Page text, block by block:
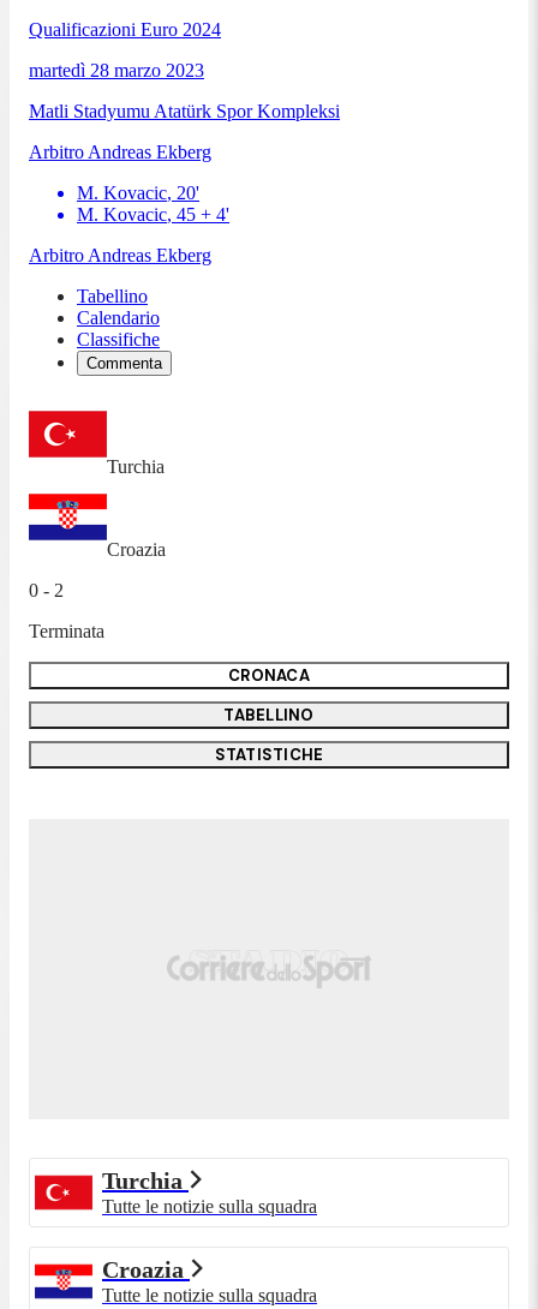
Qualificazioni Euro 2024
martedì 28 marzo 2023
Matli Stadyumu Atatürk Spor Kompleksi
Arbitro Andreas Ekberg
M. Kovacic, 20'
M. Kovacic, 45 + 4'
Arbitro Andreas Ekberg
Tabellino
Calendario
Classifiche
Commenta
Turchia
Croazia
0 - 2
Terminata
CRONACA
TABELLINO
STATISTICHE
Turchia
Tutte le notizie sulla squadra
Croazia
Tutte le notizie sulla squadra